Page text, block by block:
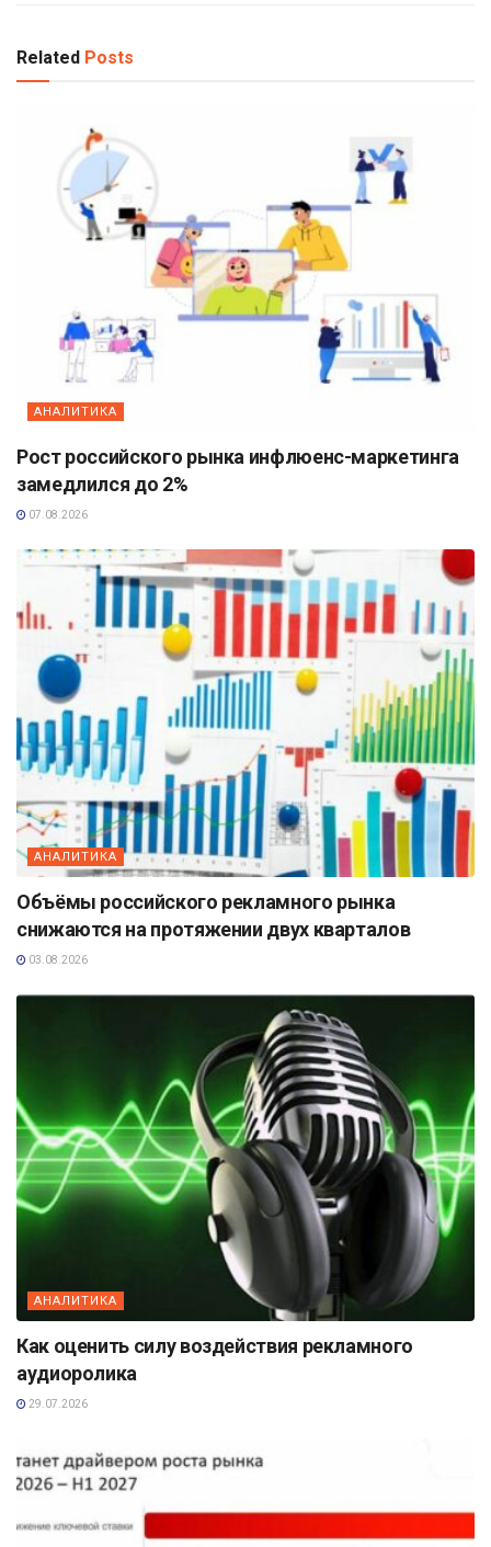
Related Posts
АНАЛИТИКА
Рост российского рынка инфлюенс-маркетинга
замедлился до 2%
07.08.2026
АНАЛИТИКА
Объёмы российского рекламного рынка
снижаются на протяжении двух кварталов
03.08.2026
АНАЛИТИКА
Как оценить силу воздействия рекламного
аудиоролика
29.07.2026